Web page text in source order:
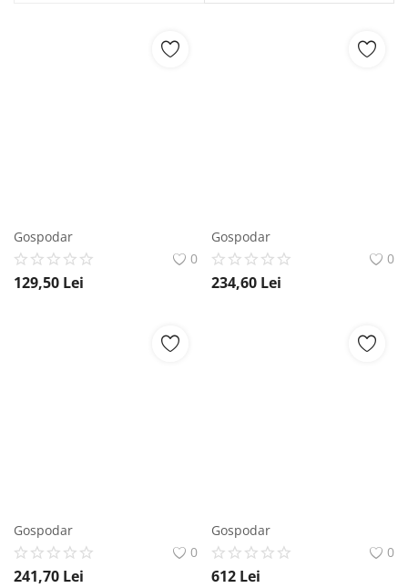
Gospodar
0
129,50 Lei
Gospodar
0
234,60 Lei
Gospodar
0
241,70 Lei
Gospodar
0
612 Lei